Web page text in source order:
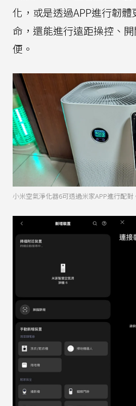
化，或是透過APP進行韌
命，還能進行遠距操控、
便。
小米空氣淨化器6可透過米家APP進行配對